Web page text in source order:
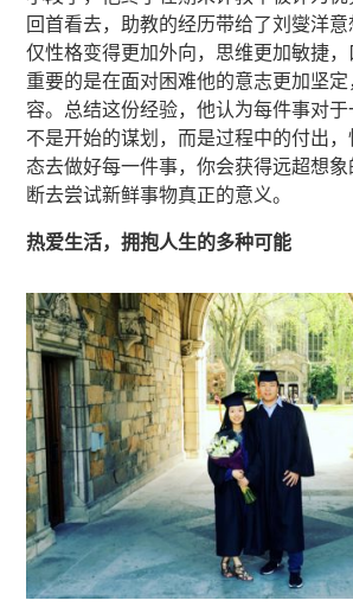
回首看去，助教的经历带给了刘燮洋
仅性格变得更加外向，思维更加敏捷
重要的是在面对困难他的意志更加坚
容。总结这份经验，他认为每件事对
不是开始的谋划，而是过程中的付出
态去做好每一件事，你会获得远超想
断去尝试新鲜事物真正的意义。
热爱生活，拥抱人生的多种可能